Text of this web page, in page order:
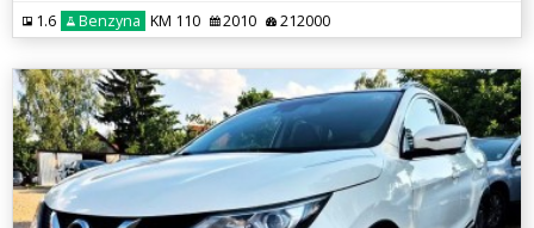
1.6 Benzyna KM 110 2010 212000